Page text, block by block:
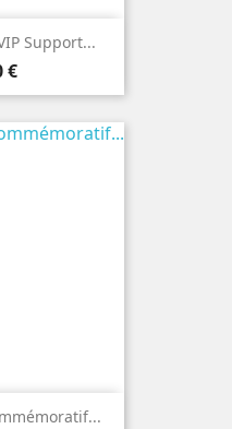
Support...
€